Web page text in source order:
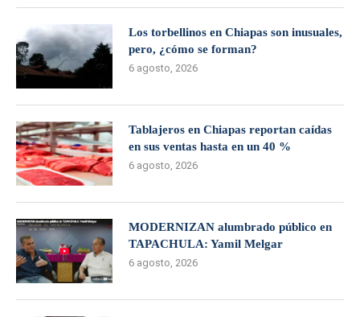
Los torbellinos en Chiapas son inusuales,
pero, ¿cómo se forman?
6 agosto, 2026
Tablajeros en Chiapas reportan caídas
en sus ventas hasta en un 40 %
6 agosto, 2026
MODERNIZAN alumbrado público en
TAPACHULA: Yamil Melgar
6 agosto, 2026